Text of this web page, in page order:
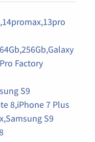
Factory
S9
8,iPhone 7 Plus
S9